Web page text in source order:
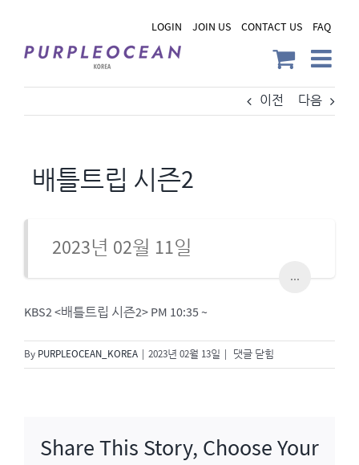
content
LOGIN JOIN US CONTACT US FAQ
이전 다음
배틀트립 시즌2
2023년 02월 11일
...
KBS2 <배틀트립 시즌2> PM 10:35 ~
By PURPLEOCEAN_KOREA 2023년 02월 13일
배
틀
즌
댓글 닫힘
Share This Story, Choose Your